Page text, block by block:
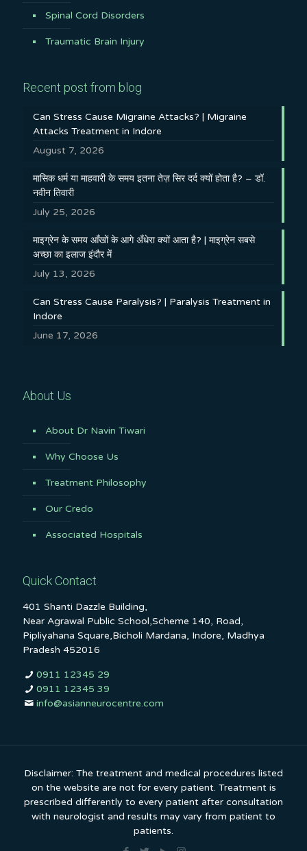
Spinal Cord Disorders
Traumatic Brain Injury
Recent post from blog
Can Stress Cause Migraine Attacks? | Migraine
Attacks Treatment in Indore
August 7, 2026
मासिक धर्म या माहवारी के समय इतना तेज़ सिर दर्द क्यों होता है? – डॉ.
नवीन तिवारी
July 25, 2026
माइग्रेन के समय आँखों के आगे अँधेरा क्यों आता है? | माइग्रेन सबसे
अच्छा का इलाज इंदौर में
July 13, 2026
Can Stress Cause Paralysis? | Paralysis Treatment in
Indore
June 17, 2026
About Us
About Dr Navin Tiwari
Why Choose Us
Treatment Philosophy
Our Credo
Associated Hospitals
Quick Contact
401 Shanti Dazzle Building,
Near Agrawal Public School,Scheme 140, Road,
Pipliyahana Square,Bicholi Mardana, Indore, Madhya
Pradesh 452016
0911 12345 29
0911 12345 39
info@asianneurocentre.com
Disclaimer: The treatment and medical procedures listed
on the website are not for every patient. Treatment is
prescribed differently to every patient after consultation
with neurologist and results may vary from patient to
patients.